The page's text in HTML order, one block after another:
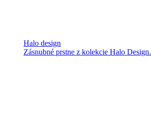
Halo design
Zásnubné prstne z kolekcie Halo Design.